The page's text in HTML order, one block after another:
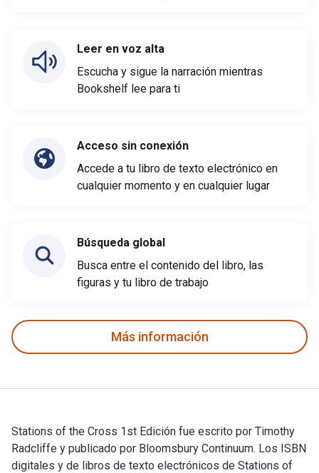
Leer en voz alta
Escucha y sigue la narración mientras
Bookshelf lee para ti
Acceso sin conexión
Accede a tu libro de texto electrónico en
cualquier momento y en cualquier lugar
Búsqueda global
Busca entre el contenido del libro, las
figuras y tu libro de trabajo
Más información
Stations of the Cross 1st Edición fue escrito por Timothy
Radcliffe y publicado por Bloomsbury Continuum. Los ISBN
digitales y de libros de texto electrónicos de Stations of